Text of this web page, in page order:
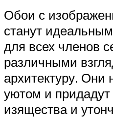
Обои с
станут
для всех членов
различными
архитектуру. Они
уютом и придадут
изящества и